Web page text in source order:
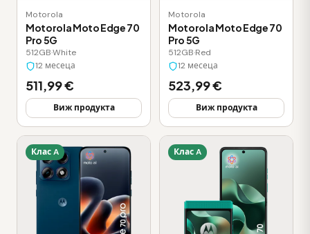
Motorola
Motorola Moto Edge 70
Pro 5G
512GB·White
12 месеца
511,99 €
Виж продукта
Motorola
Motorola Moto Edge 70
Pro 5G
512GB·Red
12 месеца
523,99 €
Виж продукта
Клас A Клас A